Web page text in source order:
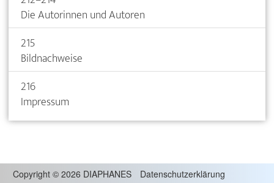
Die Autorinnen und Autoren
215
Bildnachweise
216
Impressum
Copyright © 2026 DIAPHANES Datenschutzerklärung